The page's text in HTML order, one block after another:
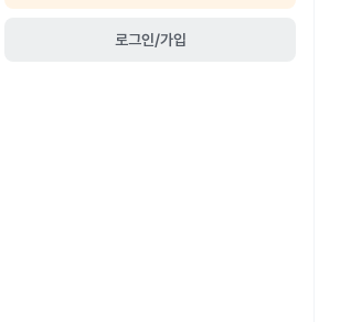
로그인/가입